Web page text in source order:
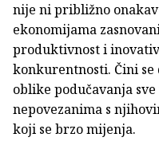
nije ni približno
ekonomijama
produktivnost i
konkurentnosti. Čini se
oblike podučavanja
nepovezanima s
koji se brzo mijenja.